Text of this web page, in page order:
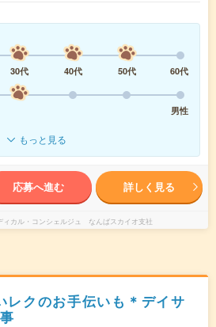
30代 40代 50代
60代
男性
もっと見る
応募へ進む 詳しく見る
ィカル・コンシェルジュ なんばスカイオ支社
レクのお手伝いも＊デイサ